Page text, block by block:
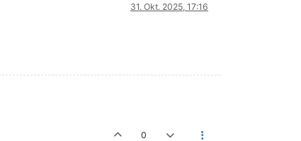
31. Okt. 2025, 17:16
0